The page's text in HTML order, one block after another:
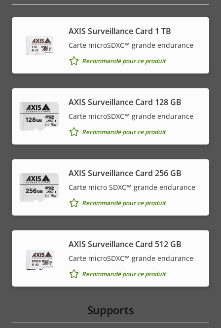
AXIS Surveillance Card 1 TB
Carte microSDXC™ grande endurance
Recommandé pour ce produit
AXIS Surveillance Card 128 GB
Carte microSDXC™ grande endurance
Recommandé pour ce produit
AXIS Surveillance Card 256 GB
Carte micro SDXC™ grande endurance
Recommandé pour ce produit
AXIS Surveillance Card 512 GB
Carte microSDXC™ grande endurance
Recommandé pour ce produit
Supports